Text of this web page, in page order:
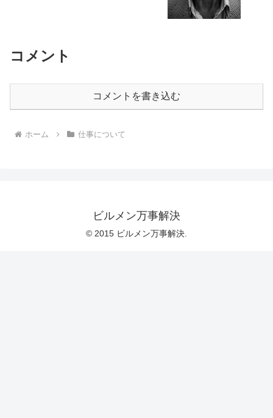
コメント
コメントを書き込む
ホーム 仕事について
ビルメン万事解決
© 2015 ビルメン万事解決.